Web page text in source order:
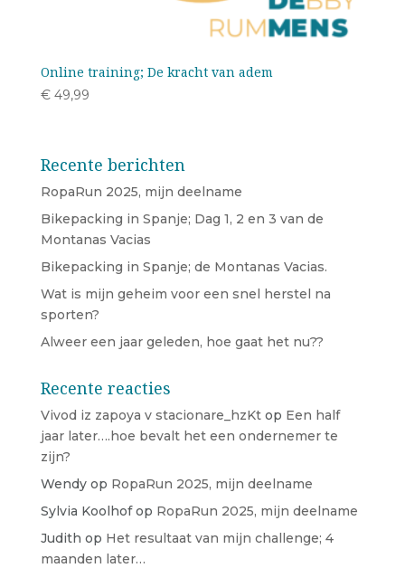
Online training; De kracht van adem
€49,99
Recente berichten
RopaRun 2025, mijn deelname
Bikepacking in Spanje; Dag 1, 2 en 3 van de
Montanas Vacias
Bikepacking in Spanje; de Montanas Vacias.
Wat is mijn geheim voor een snel herstel na
sporten?
Alweer een jaar geleden, hoe gaat het nu??
Recente reacties
Vivod iz zapoya v stacionare_hzKtop Een half
jaar later….hoe bevalt het een ondernemer te
zijn?
Wendyop RopaRun 2025, mijn deelname
Sylvia Koolhofop RopaRun 2025, mijn deelname
Judith op Het resultaat van mijn challenge; 4
maanden later…